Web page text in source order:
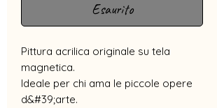
Esaurito
Pittura acrilica originale su tela
magnetica.
Ideale per chi ama le piccole opere
d&#39;arte.